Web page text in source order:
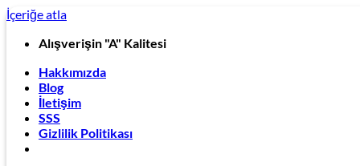
İçeriğe atla
Alışverişin "A" Kalitesi
Hakkımızda
Blog
İletişim
SSS
Gizlilik Politikası